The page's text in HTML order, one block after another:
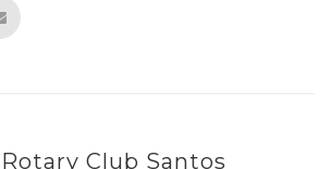
Rotary Club Santos